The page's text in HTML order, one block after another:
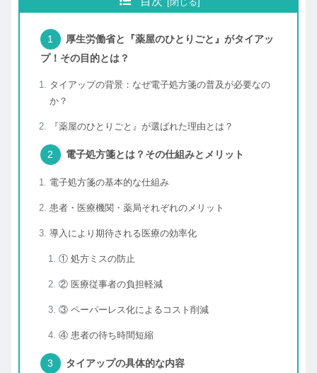
厚生労働省と『薬屋のひとりごと』がタイアッ
プ！その目的とは？
タイアップの背景：なぜ電子処方箋の普及が必要なの
か？
『薬屋のひとりごと』が選ばれた理由とは？
電子処方箋とは？その仕組みとメリット
電子処方箋の基本的な仕組み
患者・医療機関・薬局それぞれのメリット
導入により期待される医療の効率化
① 処方ミスの防止
② 医療従事者の負担軽減
③ ペーパーレス化によるコスト削減
④ 患者の待ち時間短縮
タイアップの具体的な内容